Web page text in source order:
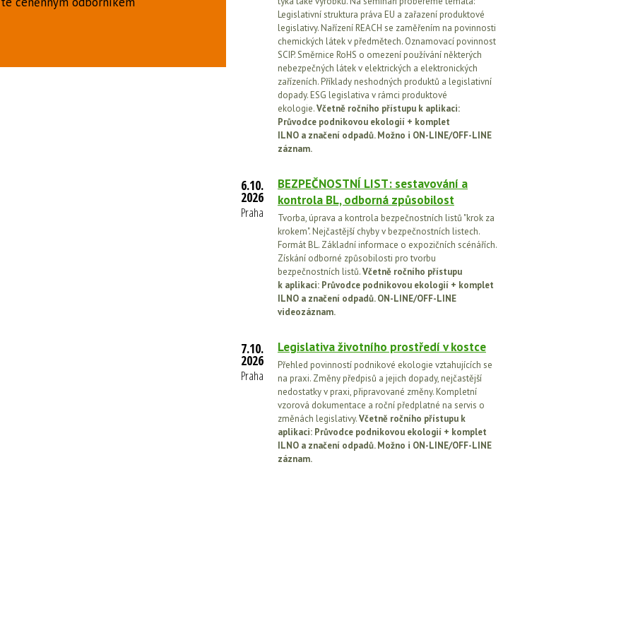
Legislativní struktura práva EU a zařazení produktové
legislativy. Nařízení REACH se zaměřením na povinnosti
chemických látek v předmětech. Oznamovací povinnost
SCIP. Směrnice RoHS o omezení používání některých
nebezpečných látek v elektrických a elektronických
zařízeních. Příklady neshodných produktů a legislativní
dopady. ESG legislativa v rámci produktové
ekologie.Včetně ročního přístupu k aplikaci:
Průvodce podnikovou ekologií + komplet
ILNO a značení odpadů. Možno i ON-LINE/OFF-LINE
záznam.
6.10.
2026
Praha
BEZPEČNOSTNÍ LIST: sestavování a
kontrola BL, odborná způsobilost
Tvorba, úprava a kontrola bezpečnostních listů "krok za
krokem". Nejčastější chyby v bezpečnostních listech.
Formát BL. Základní informace o expozičních scénářích.
Získání odborné způsobilosti pro tvorbu
bezpečnostních listů.Včetně ročního přístupu
k aplikaci: Průvodce podnikovou ekologií + komplet
ILNO a značení odpadů. ON-LINE/OFF-LINE
videozáznam.
7.10.
2026
Praha
Legislativa životního prostředí v kostce
Přehled povinností podnikové ekologie vztahujících se
na praxi. Změny předpisů a jejich dopady, nejčastější
nedostatky v praxi, připravované změny. Kompletní
vzorová dokumentace a roční předplatné na servis o
změnách legislativy.Včetně ročního přístupu k
aplikaci: Průvodce podnikovou ekologií + komplet
ILNO a značení odpadů. Možno i ON-LINE/OFF-LINE
záznam.